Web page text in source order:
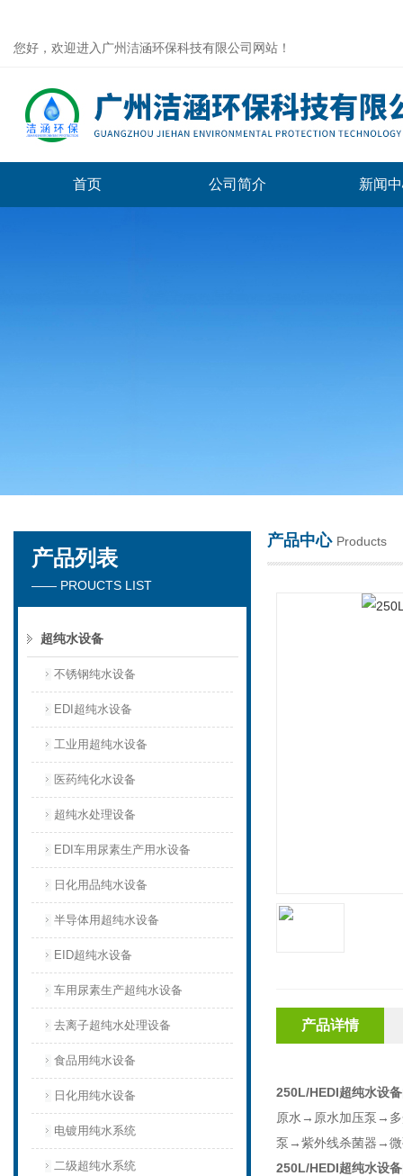
您好，欢迎进入广州洁涵环保科技有限公司网站！
首页 公司简介 新闻
产品中心 Products
产品详情
250L/HEDI超纯水设
原水→原水加压泵→
泵→紫外线杀菌器→
250L/HEDI超纯水设
产品列表
—— PROUCTS LIST
超纯水设备
不锈钢纯水设备
EDI超纯水设备
工业用超纯水设备
医药纯化水设备
超纯水处理设备
EDI车用尿素生产用水设备
日化用品纯水设备
半导体用超纯水设备
EID超纯水设备
车用尿素生产超纯水设备
去离子超纯水处理设备
食品用纯水设备
日化用纯水设备
电镀用纯水系统
二级超纯水系统